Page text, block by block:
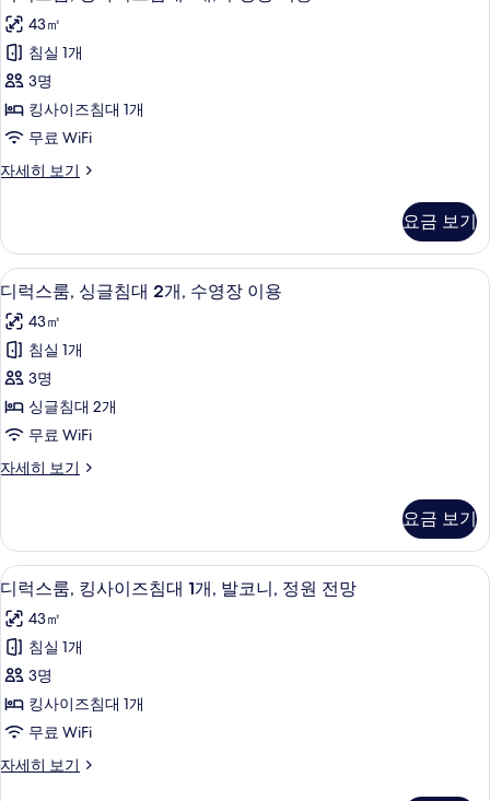
발
코
니
사
진
모
기
즈
침
대
개,
발
코
니
자
기
럭
스
룸,
킹
사
이
즈
대
1
개,
수
영
장
이
용
사
두
보
기
43㎡
침실 1개
3명
킹사이즈침대 1개
무료 WiFi
자세히 보기
디
킹
사
이
즈
침
대
개,
수
영
장
이
히
보
기
요금 보기
디
럭
스
룸,
싱
글
침
대
개,
수
영
장
이
용
사
진
모
디럭스룸, 싱글침대 2개, 수영장 이용 |
10
디럭스룸, 싱글침대 2개, 수영장 이용
43㎡
침실 1개
3명
싱글침대 2개
무료 WiFi
자세히 보기
디
싱
글
침
대
2
개,
영
장
이
용
자
요금 보기
디
럭
스
룸,
킹
사
이
즈
6
디럭스룸, 킹사이즈침대 1개, 발코니, 정원 전망
43㎡
침실 1개
3명
킹사이즈침대 1개
무료 WiFi
자세히 보기
디